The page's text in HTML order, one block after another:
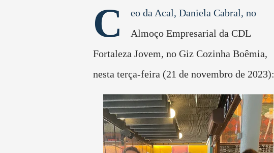
C
eo da Acal, Daniela Cabral, no
Almoço Empresarial da CDL
Fortaleza Jovem, no Giz Cozinha Boêmia,
nesta terça-feira (21 de novembro de 2023):